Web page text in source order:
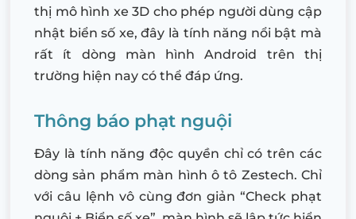
thị mô hình xe 3D cho phép người dùng cập
nhật biển số xe, đây là tính năng nổi bật mà
rất ít dòng màn hình Android trên thị
trường hiện nay có thể đáp ứng.
Thông báo phạt nguội
Đây là tính năng độc quyền chỉ có trên các
dòng sản phẩm màn hình ô tô Zestech. Chỉ
với câu lệnh vô cùng đơn giản “Check phạt